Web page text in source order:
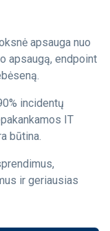
apsauga nuo
apsaugą, endpoint
incidentų
IT
būtina.
ir geriausias